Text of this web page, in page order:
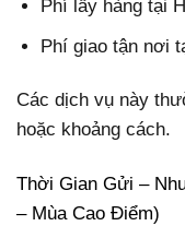
Phí lấy hàng tại
Phí giao tận nơi
Các dịch vụ này
hoặc khoảng cách.
Thời Gian Gửi –
– Mùa Cao Điểm)